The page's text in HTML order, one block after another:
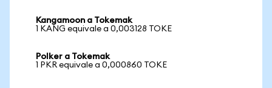
Kangamoon a Tokemak
1 KANG equivale a 0,003128 TOKE
Polker a Tokemak
1 PKR equivale a 0,000860 TOKE